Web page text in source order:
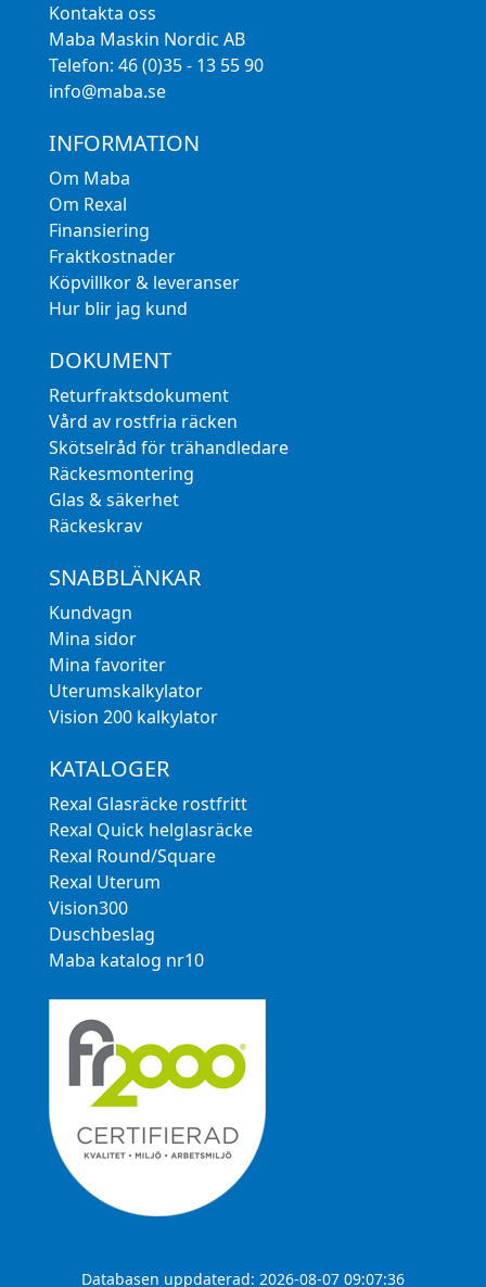
Kontakta oss
Maba Maskin Nordic AB
Telefon: 46 (0)35 - 13 55 90
info@maba.se
INFORMATION
Om Maba
Om Rexal
Finansiering
Fraktkostnader
Köpvillkor & leveranser
Hur blir jag kund
DOKUMENT
Returfraktsdokument
Vård av rostfria räcken
Skötselråd för trähandledare
Räckesmontering
Glas & säkerhet
Räckeskrav
SNABBLÄNKAR
Kundvagn
Mina sidor
Mina favoriter
Uterumskalkylator
Vision 200 kalkylator
KATALOGER
Rexal Glasräcke rostfritt
Rexal Quick helglasräcke
Rexal Round/Square
Rexal Uterum
Vision300
Duschbeslag
Maba katalog nr10
Databasen uppdaterad: 2026-08-07 09:07:36